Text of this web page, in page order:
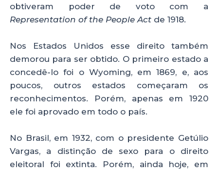
obtiveram poder de voto com a
Representation of the People Act de 1918.
Nos Estados Unidos esse direito também
demorou para ser obtido. O primeiro estado a
concedê-lo foi o Wyoming, em 1869, e, aos
poucos, outros estados começaram os
reconhecimentos. Porém, apenas em 1920
ele foi aprovado em todo o país.
No Brasil, em 1932, com o presidente Getúlio
Vargas, a distinção de sexo para o direito
eleitoral foi extinta. Porém, ainda hoje, em